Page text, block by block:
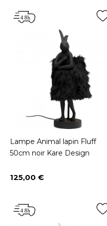
Lampe Animal lapin Fluff
50cm noir Kare Design
Prix
125,00 €